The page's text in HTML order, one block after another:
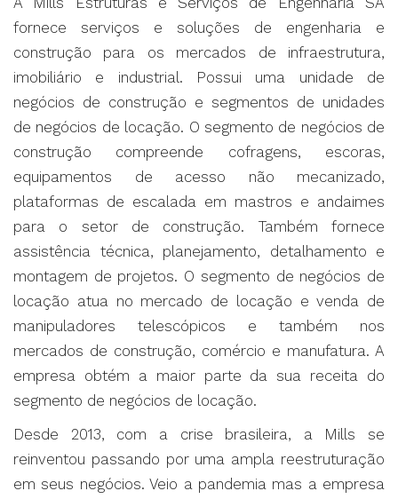
fornece serviços e soluções de engenharia e
construção para os mercados de infraestrutura,
imobiliário e industrial. Possui uma unidade de
negócios de construção e segmentos de unidades
de negócios de locação. O segmento de negócios de
construção compreende cofragens, escoras,
equipamentos de acesso não mecanizado,
plataformas de escalada em mastros e andaimes
para o setor de construção. Também fornece
assistência técnica, planejamento, detalhamento e
montagem de projetos. O segmento de negócios de
locação atua no mercado de locação e venda de
manipuladores telescópicos e também nos
mercados de construção, comércio e manufatura. A
empresa obtém a maior parte da sua receita do
segmento de negócios de locação.
Desde 2013, com a crise brasileira, a Mills se
reinventou passando por uma ampla reestruturação
em seus negócios. Veio a pandemia mas a empresa